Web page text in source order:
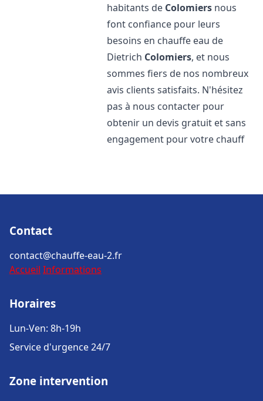
habitants de Colomiers nous
font confiance pour leurs
besoins en chauffe eau de
Dietrich Colomiers, et nous
sommes fiers de nos nombreux
avis clients satisfaits. N'hésitez
pas à nous contacter pour
obtenir un devis gratuit et sans
engagement pour votre chauff
Contact
contact@chauffe-eau-2.fr
Accueil Informations
Horaires
Lun-Ven: 8h-19h
Service d'urgence 24/7
Zone intervention